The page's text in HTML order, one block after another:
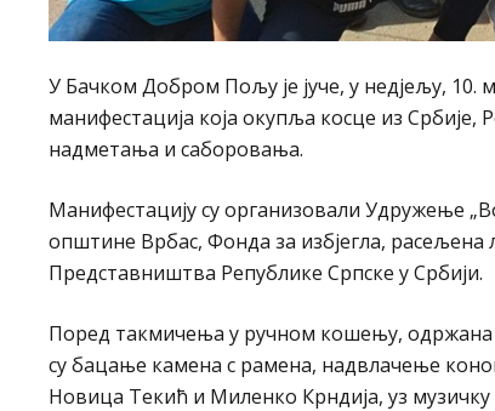
У Бачком Добром Пољу је јуче, у недјељу, 10.
манифестација која окупља косце из
надметања и саборовања.
Манифестацију су организовали Удружење
општине Врбас, Фонда за избјегла,
Представништва Републике Српске у Србији.
Поред такмичења у ручном кошењу,
су бацање камена с рамена, надвлачење
Новица Текић и Миленко Крндија, уз